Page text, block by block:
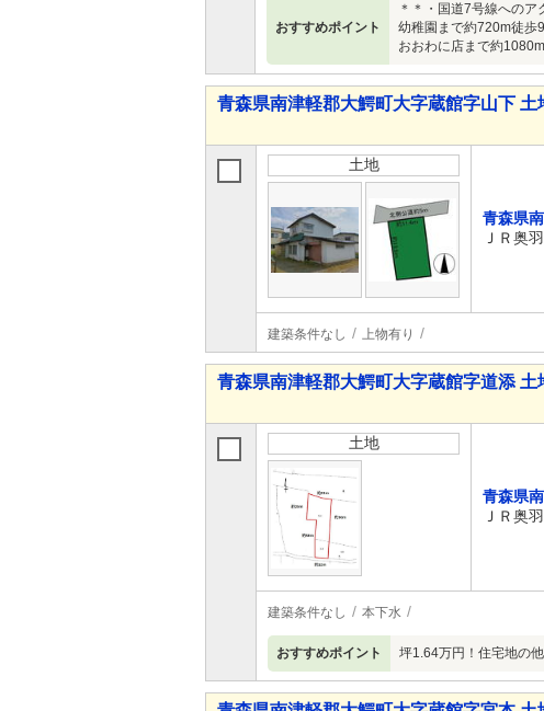
おすすめポイント
＊＊・国道7号線への
幼稚園まで約720m徒歩
おおわに店まで約
青森県南津軽郡大鰐町大字蔵館字山下 土
土地
青森県
ＪＲ奥
建築条件なし 上物有り
青森県南津軽郡大鰐町大字蔵館字道添 土
土地
青森県
ＪＲ奥
建築条件なし 本下水
おすすめポイント 坪1.64万円！住宅地の